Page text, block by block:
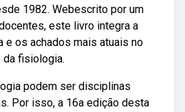
1982. Webescrito por um
este livro integra a
e os achados mais atuais no
da fisiologia.
podem ser disciplinas
Por isso, a 16a edição desta